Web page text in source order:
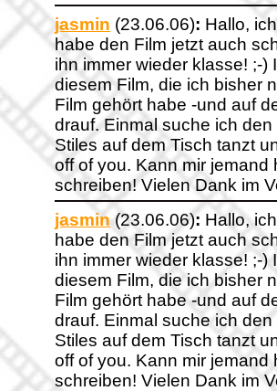
jasmin (23.06.06): Hallo,
habe den Film jetzt auch
ihn immer wieder klasse! ;-
diesem Film, die ich bisher
Film gehört habe -und auf
drauf. Einmal suche ich
Stiles auf dem Tisch tanzt
off of you. Kann mir
schreiben! Vielen Dank im
jasmin(23.06.06): Hallo,
habe den Film jetzt auch
ihn immer wieder klasse! ;-
diesem Film, die ich bisher
Film gehört habe -und auf
drauf. Einmal suche ich
Stiles auf dem Tisch tanzt
off of you. Kann mir
schreiben! Vielen Dank im